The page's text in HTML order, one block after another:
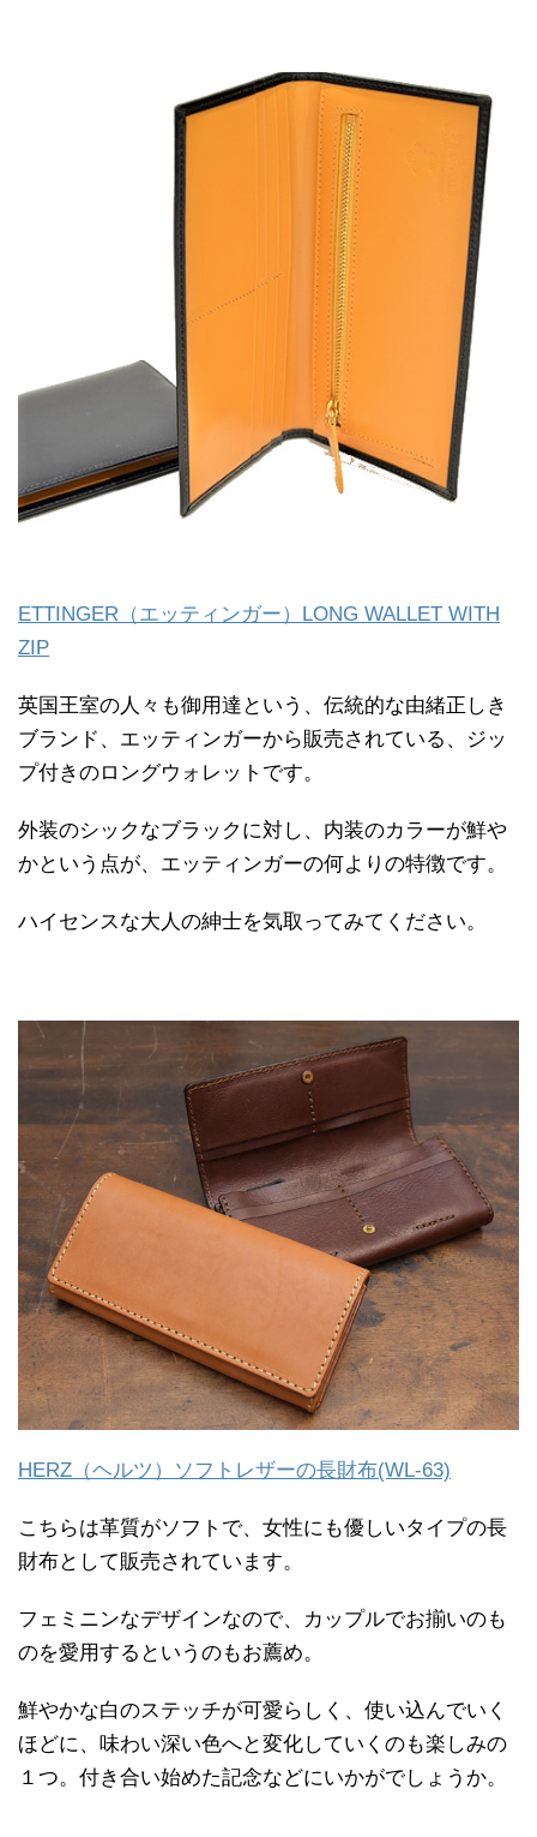
ETTINGER（エッティンガー）LONG WALLET WITH
ZIP
英国王室の人々も御用達という、伝統的な由緒正しき
ブランド、エッティンガーから販売されている、ジッ
プ付きのロングウォレットです。
外装のシックなブラックに対し、内装のカラーが鮮や
かという点が、エッティンガーの何よりの特徴です。
ハイセンスな大人の紳士を気取ってみてください。
HERZ（ヘルツ）ソフトレザーの長財布(WL-63)
こちらは革質がソフトで、女性にも優しいタイプの長
財布として販売されています。
フェミニンなデザインなので、カップルでお揃いのも
のを愛用するというのもお薦め。
鮮やかな白のステッチが可愛らしく、使い込んでいく
ほどに、味わい深い色へと変化していくのも楽しみの
１つ。付き合い始めた記念などにいかがでしょうか。